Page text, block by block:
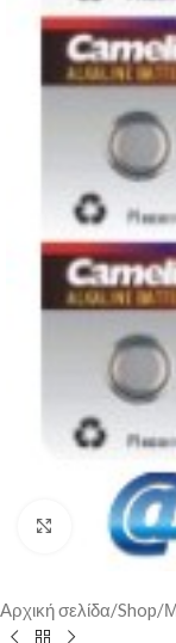
Click to
Αρχική σελίδα/Shop/